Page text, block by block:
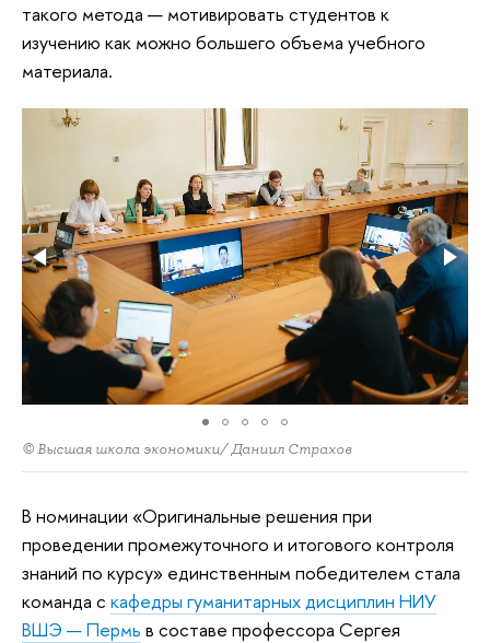
такого метода — мотивировать студентов к
изучению как можно большего объема учебного
материала.
© Высшая школа экономики/ Даниил Страхов
В номинации «Оригинальные решения при
проведении промежуточного и итогового контроля
знаний по курсу» единственным победителем стала
команда с кафедры гуманитарных дисциплин НИУ
ВШЭ — Пермь в составе профессора Сергея